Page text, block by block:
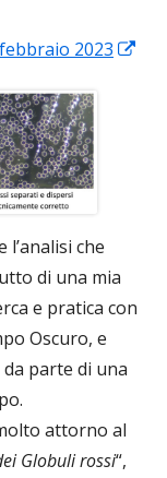
2023
che
di una mia
e pratica con
Oscuro, e
parte di una
attorno al
Globuli rossi“,